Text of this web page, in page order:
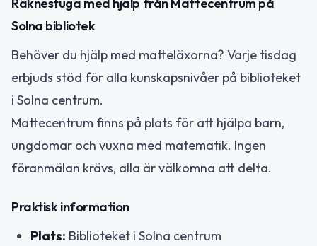
Solna bibliotek
Behöver du hjälp med matteläxorna? Varje tisdag
erbjuds stöd för alla kunskapsnivåer på biblioteket
i Solna centrum.
Mattecentrum finns på plats för att hjälpa barn,
ungdomar och vuxna med matematik. Ingen
föranmälan krävs, alla är välkomna att delta.
Praktisk information
Plats: Biblioteket i Solna centrum